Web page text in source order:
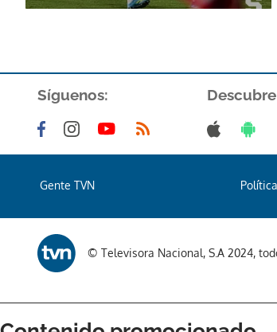
Síguenos:
Gente TVN
© Televisora Nacional, S.A 2024,